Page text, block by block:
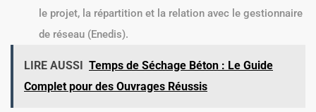
le projet, la répartition et la relation avec le gestionnaire
de réseau (Enedis).
LIRE AUSSI
Temps de Séchage Béton : Le Guide
Complet pour des Ouvrages Réussis